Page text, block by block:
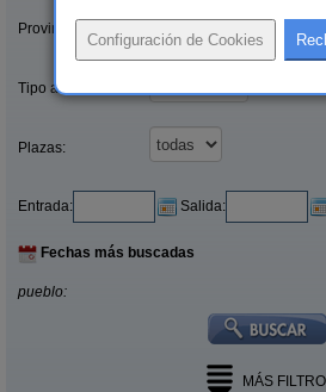
Provincias/Islas:
Tipo alquiler:
Plazas:
Entrada: Salida:
Fechas más buscadas
pueblo:
MÁS